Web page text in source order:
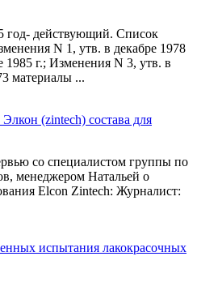
год- действующий. Список
N 1, утв. в декабре 1978
1985 г.; Изменения N 3, утв. в
материалы ...
(zintech) состава для
со специалистом группы по
менеджером Натальей о
Elcon Zintech: Журналист:
испытания лакокрасочных